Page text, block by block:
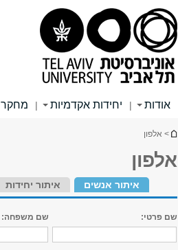
אודות | יחידות אקדמיות | מחקר
הינך נמצא כאן
> אלפון
אלפון
איתור אנשים איתור יחידות
שם פרטי: שם משפחה: